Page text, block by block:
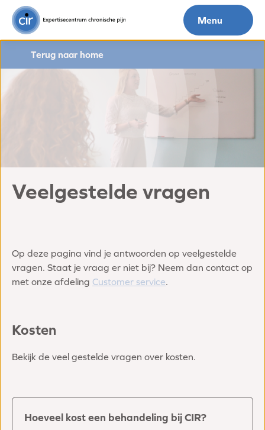
Menu
Terug naar home
Veelgestelde vragen
Op deze pagina vind je antwoorden op veelgestelde
vragen. Staat je vraag er niet bij? Neem dan contact op
met onze afdeling Customer service.
Kosten
Bekijk de veel gestelde vragen over kosten.
Hoeveel kost een behandeling bij CIR?